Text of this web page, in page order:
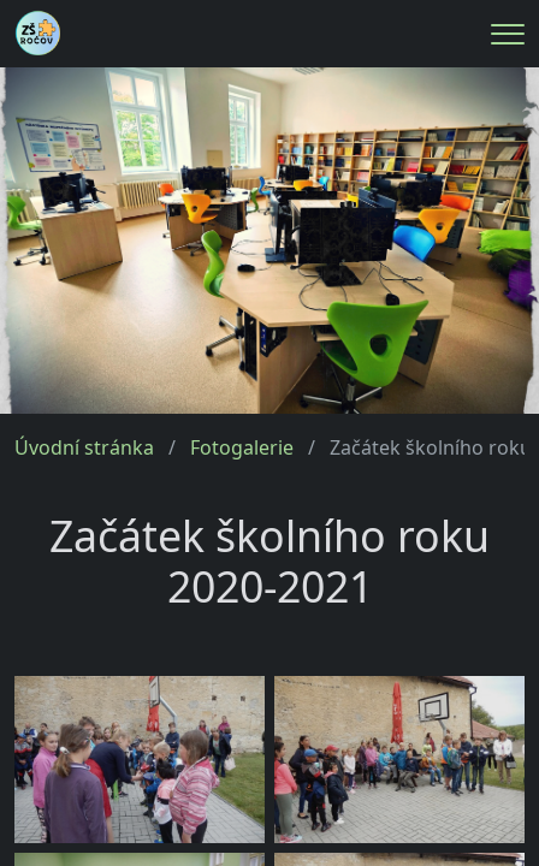
Úvodní stránka Fotogalerie Začátek školního roku
Začátek školního roku
2020-2021